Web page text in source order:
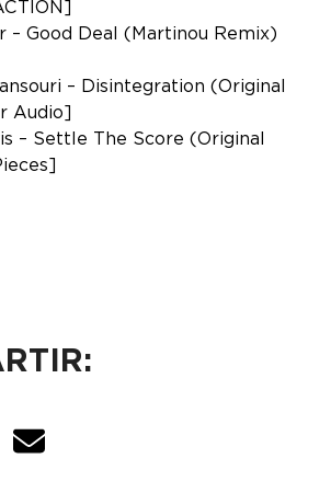
– Good Deal (Martinou Remix)
– Disintegration (Original
Audio]
– Settle The Score (Original